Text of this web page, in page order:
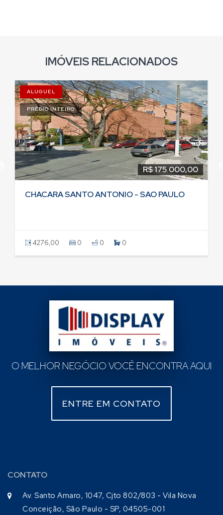
IMÓVEIS RELACIONADOS
ALUGUEL
PRÉDIO INTEIRO
R$ 175.000,00
CHACARA SANTO ANTONIO - SAO PAULO
4276,00 0 0 0
O MELHOR NEGÓCIO VOCÊ ENCONTRA AQUI
ENTRE EM CONTATO
CONTATO
Av. Santo Amaro, 1047, Cjto 802/803 - Vila Nova
Conceição, São Paulo - SP, 04505-001